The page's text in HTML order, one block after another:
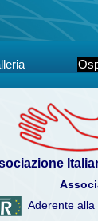
Aderente